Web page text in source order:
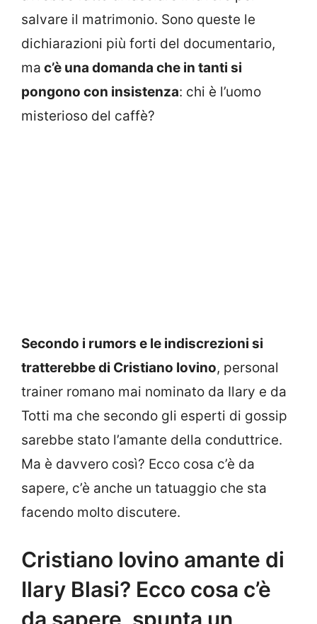
salvare il matrimonio. Sono queste le
dichiarazioni più forti del documentario,
ma c’è una domanda che in tanti si
pongono con insistenza: chi è l’uomo
misterioso del caffè?
Secondo i rumors e le indiscrezioni si
tratterebbe di Cristiano Iovino, personal
trainer romano mai nominato da Ilary e da
Totti ma che secondo gli esperti di gossip
sarebbe stato l’amante della conduttrice.
Ma è davvero così? Ecco cosa c’è da
sapere, c’è anche un tatuaggio che sta
facendo molto discutere.
Cristiano Iovino amante di
Ilary Blasi? Ecco cosa c’è